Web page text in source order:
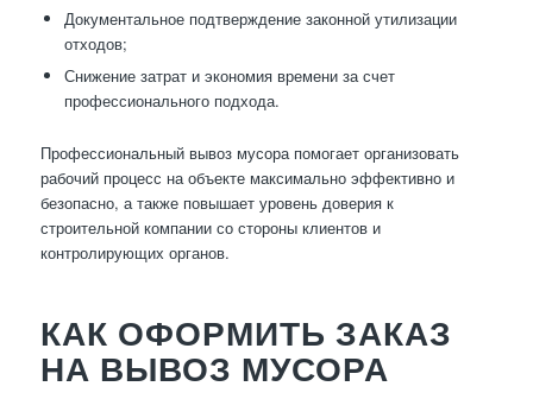
Документальное подтверждение законной утилизации
отходов;
Снижение затрат и экономия времени за счет
профессионального подхода.
Профессиональный вывоз мусора помогает организовать
рабочий процесс на объекте максимально эффективно и
безопасно, а также повышает уровень доверия к
строительной компании со стороны клиентов и
контролирующих органов.
КАК ОФОРМИТЬ ЗАКАЗ
НА ВЫВОЗ МУСОРА